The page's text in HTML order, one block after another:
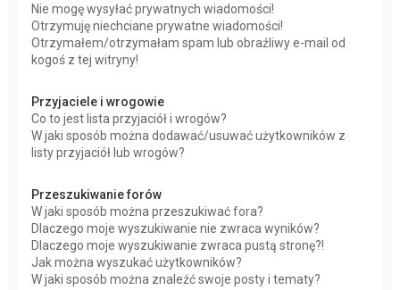
Nie mogę wysyłać prywatnych wiadomości!
Otrzymuję niechciane prywatne wiadomości!
Otrzymałem/otrzymałam spam lub obraźliwy e-mail od
kogoś z tej witryny!
Przyjaciele i wrogowie
Co to jest lista przyjaciół i wrogów?
W jaki sposób można dodawać/usuwać użytkowników z
listy przyjaciół lub wrogów?
Przeszukiwanie forów
W jaki sposób można przeszukiwać fora?
Dlaczego moje wyszukiwanie nie zwraca wyników?
Dlaczego moje wyszukiwanie zwraca pustą stronę?!
Jak można wyszukać użytkowników?
W jaki sposób można znaleźć swoje posty i tematy?